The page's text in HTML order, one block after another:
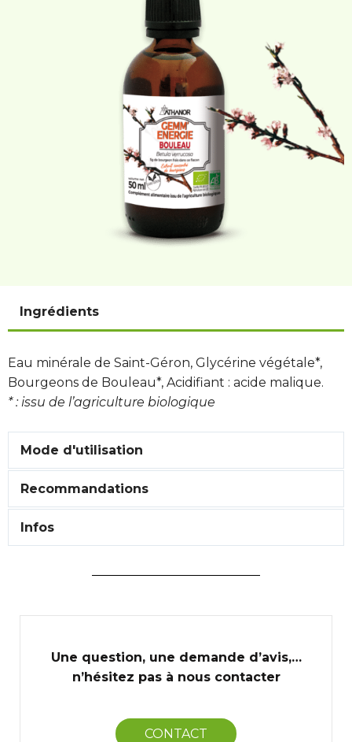
Ingrédients
Eau minérale de Saint-Géron, Glycérine végétale*,
Bourgeons de Bouleau*, Acidifiant : acide malique.
* : issu de l’agriculture biologique
Mode d'utilisation
Recommandations
Infos
Une question, une demande d’avis,…
n’hésitez pas à nous contacter
CONTACT